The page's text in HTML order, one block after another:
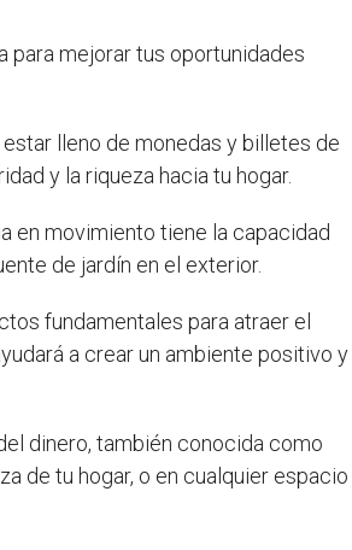
para mejorar tus oportunidades
lleno de monedas y billetes de
y la riqueza hacia tu hogar.
en movimiento tiene la capacidad
de jardín en el exterior.
fundamentales para atraer el
a crear un ambiente positivo y
dinero, también conocida como
de tu hogar, o en cualquier espacio